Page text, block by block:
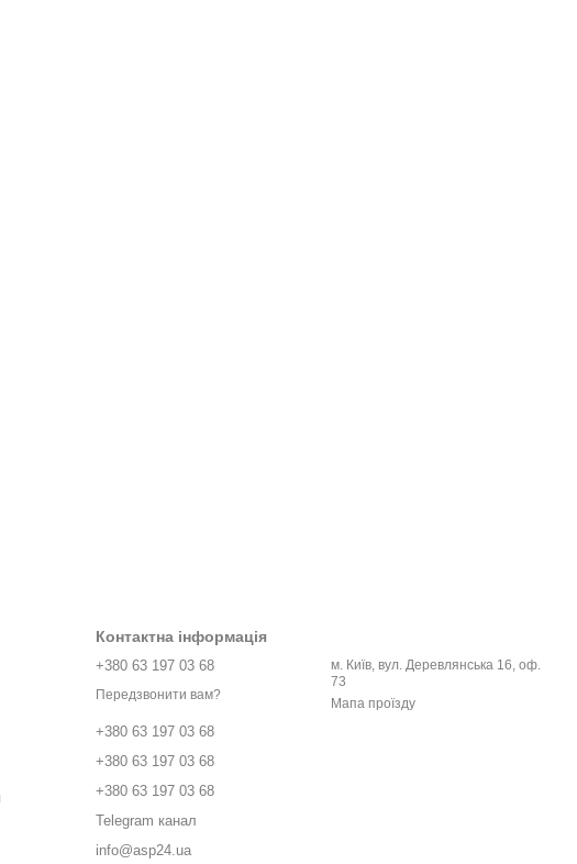
Контактна інформація
+380 63 197 03 68
Передзвонити вам?
+380 63 197 03 68
+380 63 197 03 68
+380 63 197 03 68
Telegram канал
info@asp24.ua
м. Київ, вул. Деревлянська 16, оф.
73
Мапа проїзду